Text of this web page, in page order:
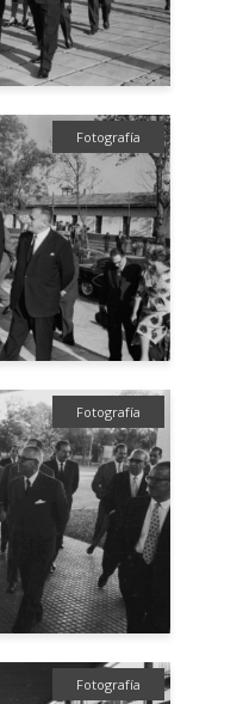
Fotografía
Fotografía
Fotografía